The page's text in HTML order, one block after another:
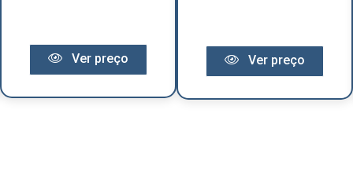
Ver preço Ver preço